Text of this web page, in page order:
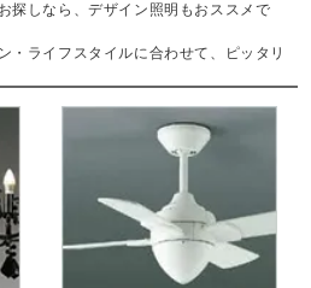
探しなら、デザイン照明もおススメで
・ライフスタイルに合わせて、ピッタリ